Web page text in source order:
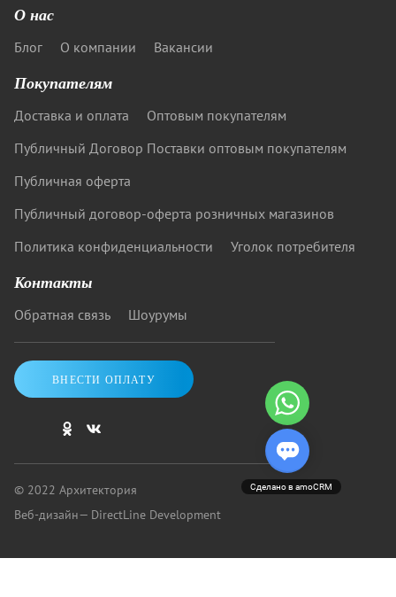
О нас
Блог О компании Вакансии
Покупателям
Доставка и оплата
Оптовым покупателям
Публичный Договор Поставки оптовым покупателям
Публичная оферта
Публичный договор-оферта розничных магазинов
Политика конфиденциальности
Уголок потребителя
Контакты
Обратная связь Шоурумы
ВНЕСТИ ОПЛАТУ
© 2022 Архитектория
Веб-дизайн— DirectLine Development
Сделано в amoCRM